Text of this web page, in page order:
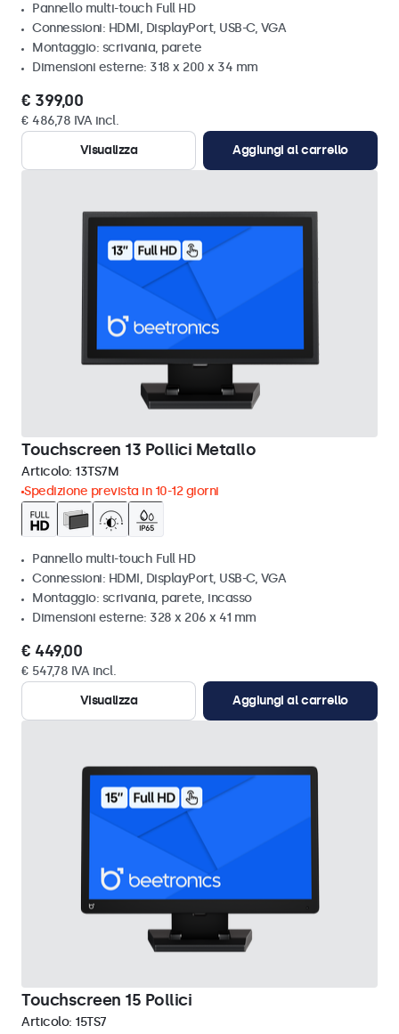
Pannello multi-touch Full HD
Connessioni: HDMI, DisplayPort, USB-C, VGA
Montaggio: scrivania, parete
Dimensioni esterne: 318 x 200 x 34 mm
€ 399,00
€ 486,78 IVA incl.
Visualizza
Aggiungi al carrello
Touchscreen 13 Pollici Metallo
Articolo: 13TS7M
Spedizione prevista in 10-12 giorni
Pannello multi-touch Full HD
Connessioni: HDMI, DisplayPort, USB-C, VGA
Montaggio: scrivania, parete, incasso
Dimensioni esterne: 328 x 206 x 41 mm
€ 449,00
€ 547,78 IVA incl.
Visualizza
Aggiungi al carrello
Touchscreen 15 Pollici
Articolo: 15TS7